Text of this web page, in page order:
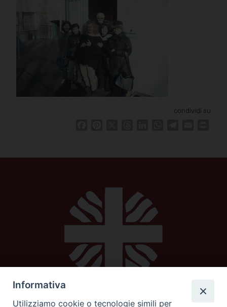
condividi su
Informativa
Utilizziamo cookie o tecnologie simili per